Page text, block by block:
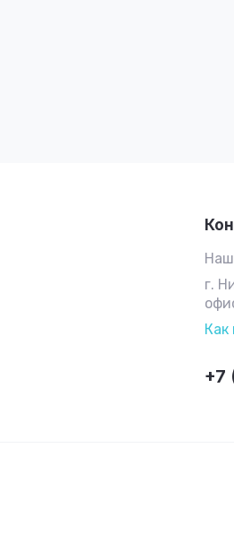
г.
Как
+7